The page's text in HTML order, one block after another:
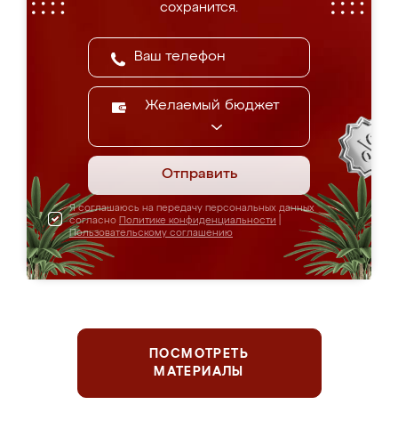
сохранится.
Желаемый бюджет
Отправить
Я соглашаюсь на передачу персональных данных
согласно Политике конфиденциальности
Пользовательскому соглашению
ПОСМОТРЕТЬ
МАТЕРИАЛЫ